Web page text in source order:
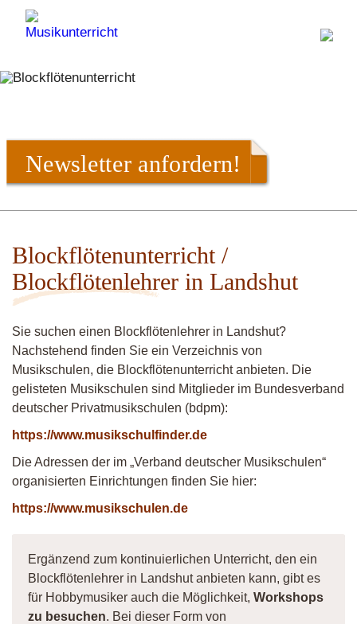
Newsletter anfordern!
Blockflötenunterricht /
Blockflötenlehrer in Landshut
Sie suchen einen Blockflötenlehrer in Landshut?
Nachstehend finden Sie ein Verzeichnis von
Musikschulen, die Blockflötenunterricht anbieten. Die
gelisteten Musikschulen sind Mitglieder im Bundesverband
deutscher Privatmusikschulen (bdpm):
https://www.musikschulfinder.de
Die Adressen der im „Verband deutscher Musikschulen“
organisierten Einrichtungen finden Sie hier:
https://www.musikschulen.de
Ergänzend zum kontinuierlichen Unterricht, den ein
Blockflötenlehrer in Landshut anbieten kann, gibt es
für Hobbymusiker auch die Möglichkeit, Workshops
zu besuchen. Bei dieser Form von